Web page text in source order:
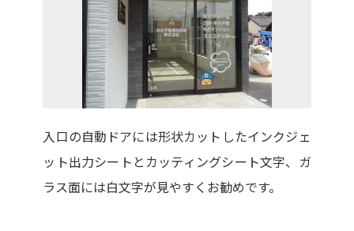
入口の自動ドアには形状カットしたインクジェ
ット出力シートとカッティングシート文字、ガ
ラス面には白文字が見やすくお勧めです。